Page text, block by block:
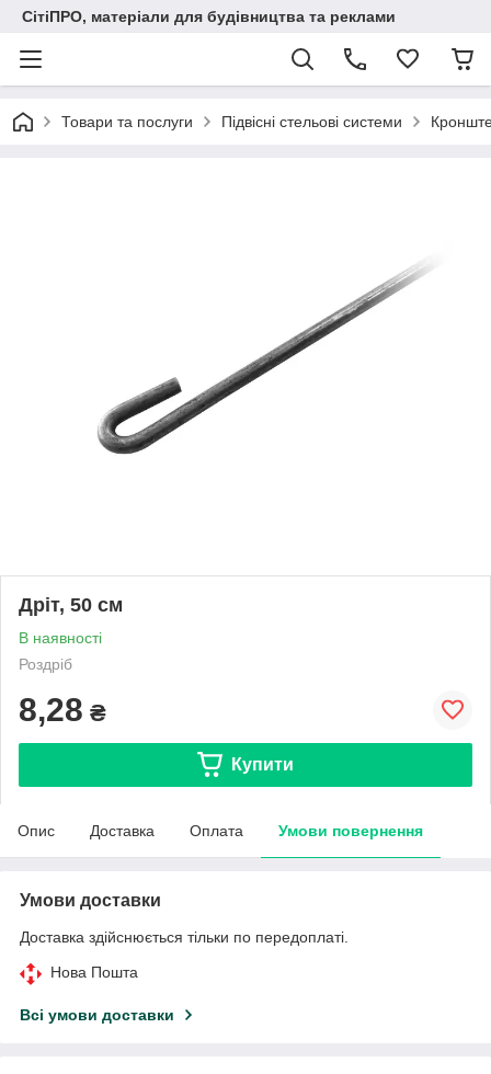
СітіПРО, матеріали для будівництва та реклами
Товари та послуги Підвісні стельові системи
Дріт, 50 см
В наявності
Роздріб
8,28 ₴
Купити
Опис Доставка Оплата Умови повернення
Умови доставки
Доставка здійснюється тільки по передоплаті.
Нова Пошта
Всі умови доставки